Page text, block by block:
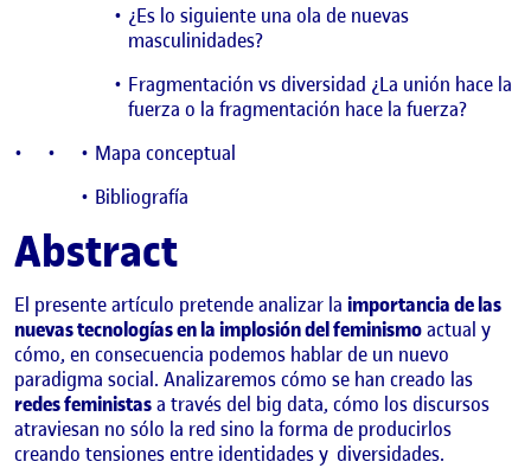
¿Es lo siguiente una ola de nuevas
masculinidades?
Fragmentación vs diversidad ¿La unión hace la
fuerza o la fragmentación hace la fuerza?
Mapa conceptual
Bibliografía
Abstract
El presente artículo pretende analizar la importancia de las
nuevas tecnologías en la implosión del feminismoactual y
cómo, en consecuencia podemos hablar de un nuevo
paradigma social. Analizaremos cómo se han creado las
redes feministasa través del big data, cómo los discursos
atraviesan no sólo la red sino la forma de producirlos
creando tensiones entre identidades y diversidades.